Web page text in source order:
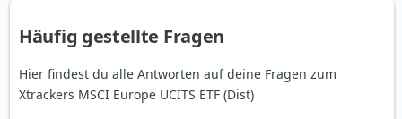
Häufig gestellte Fragen
Hier findest du alle Antworten auf deine Fragen zum
Xtrackers MSCI Europe UCITS ETF (Dist)